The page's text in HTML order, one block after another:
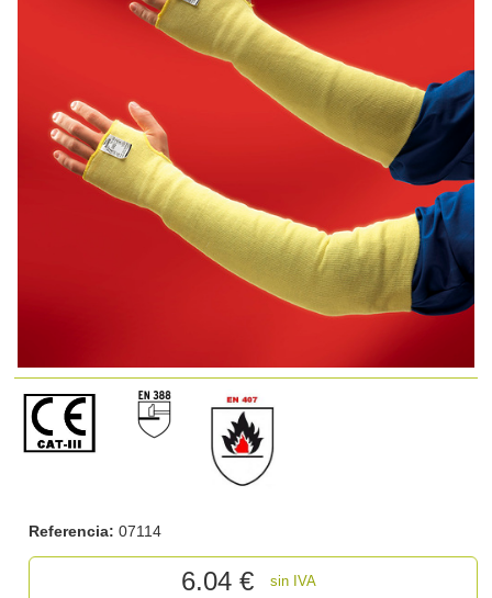
Referencia: 07114
6.04€ sin IVA